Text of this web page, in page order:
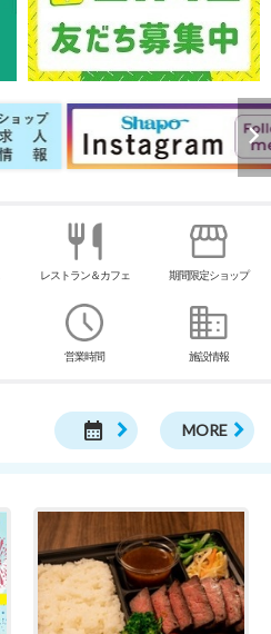
レストラン＆カフェ 期間限定ショップ
営業時間 施設情報
calendar_month MORE